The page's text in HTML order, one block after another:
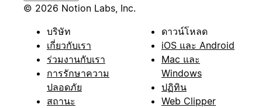
© 2026 Notion Labs, Inc.
บริษัท
เกี่ยวกับเรา
ร่วมงานกับเรา
การรักษาความ
ปลอดภัย
สถานะ
ดาวน์โหลด
iOS และ Android
Mac และ
Windows
ปฏิทิน
Web Clipper